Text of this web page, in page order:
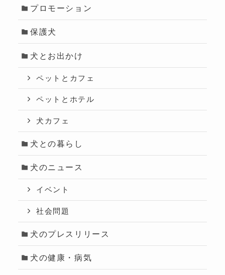
プロモーション
保護犬
犬とお出かけ
ペットとカフェ
ペットとホテル
犬カフェ
犬との暮らし
犬のニュース
イベント
社会問題
犬のプレスリリース
犬の健康・病気